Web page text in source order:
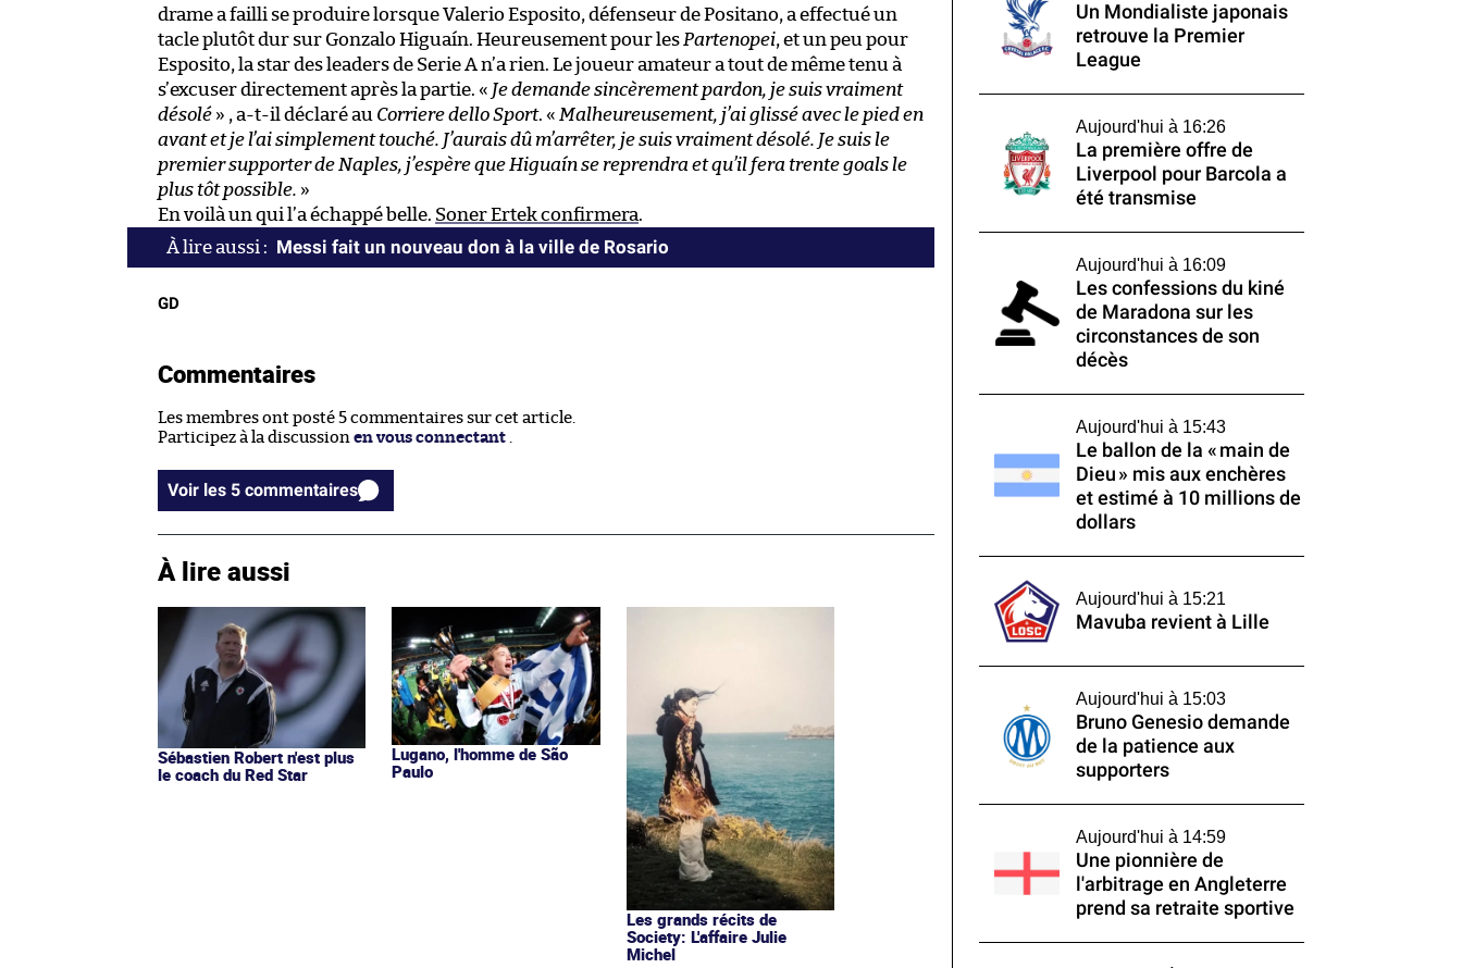
drame a failli se produire lorsque Valerio Esposito, défenseur de Positano, a effectué un
tacle plutôt dur sur Gonzalo Higuaín. Heureusement pour les Partenopei, et un peu pour
Esposito, la star des leaders de Serie A n’a rien. Le joueur amateur a tout de même tenu à
s’excuser directement après la partie. « Je demande sincèrement pardon, je suis vraiment
désolé » , a-t-il déclaré au Corriere dello Sport. « Malheureusement, j’ai glissé avec le pied en
avant et je l’ai simplement touché. J’aurais dû m’arrêter, je suis vraiment désolé. Je suis le
premier supporter de Naples, j’espère que Higuaín se reprendra et qu’il fera trente goals le
plus tôt possible. »
En voilà un qui l’a échappé belle. Soner Ertek confirmera.
Messi fait un nouveau don à la ville de Rosario
GD
Commentaires
Les membres ont posté 5 commentaires sur cet article.
Participez à la discussion en vous connectant
Voir les 5 commentaires
À lire aussi
Sébastien Robert n'est plus
le coach du Red Star
Lugano, l'homme de São
Paulo
Les grands récits de
Society: L'affaire Julie
Michel
Un Mondialiste japonais
retrouve la Premier
League
Aujourd'hui à 16:26
La première offre de
Liverpool pour Barcola a
été transmise
Aujourd'hui à 16:09
Les confessions du kiné
de Maradona sur les
circonstances de son
décès
Aujourd'hui à 15:43
Le ballon de la « main de
Dieu » mis aux enchères
et estimé à 10 millions de
dollars
Aujourd'hui à 15:21
Mavuba revient à Lille
Aujourd'hui à 15:03
Bruno Genesio demande
de la patience aux
supporters
Aujourd'hui à 14:59
Une pionnière de
l'arbitrage en Angleterre
prend sa retraite sportive